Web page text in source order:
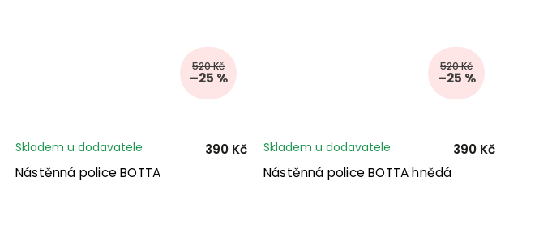
520 Kč
–25 %
Nástěnná police BOTTA
Skladem u dodavatele 390 Kč
520 Kč
–25 %
Nástěnná police BOTTA hnědá
Skladem u dodavatele 390 Kč